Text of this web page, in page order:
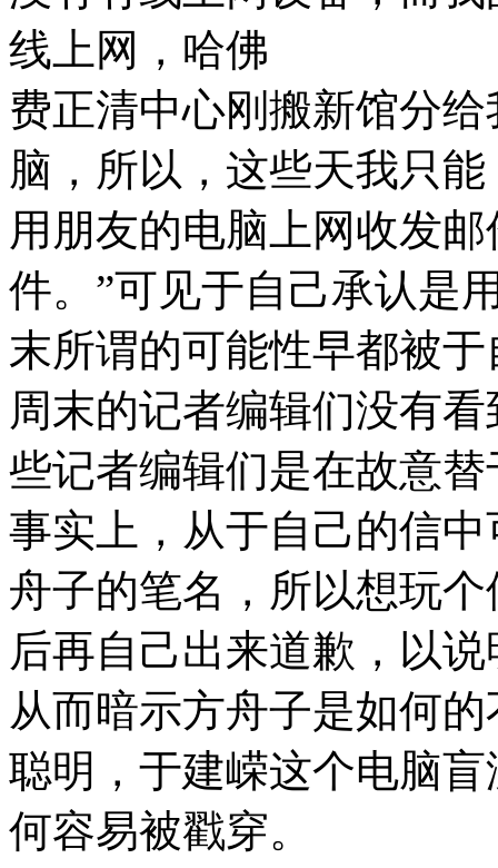
线上网，哈佛
费正清中心刚搬新馆分
脑，所以，这些天我只能
用朋友的电脑上网收发
件。”可见于自己承认是
末所谓的可能性早都被
周末的记者编辑们没有
些记者编辑们是在故意
事实上，从于自己的信
舟子的笔名，所以想玩
后再自己出来道歉，以
从而暗示方舟子是如何
聪明，于建嵘这个电脑
何容易被戳穿。